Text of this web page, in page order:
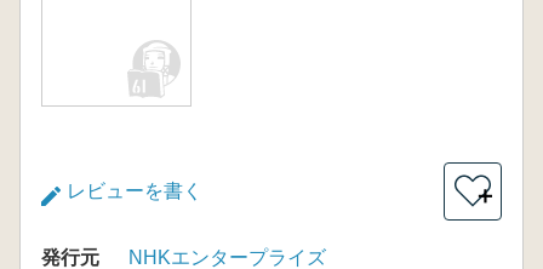
レビューを書く ＋
発行元
NHKエンタープライズ